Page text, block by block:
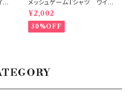
メッシュゲームTシャツ ワイン
レッド
¥2,002
30%OFF